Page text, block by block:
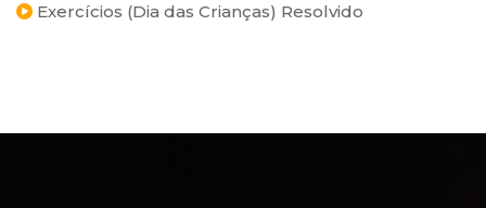
Exercícios (Dia das Crianças) Resolvido